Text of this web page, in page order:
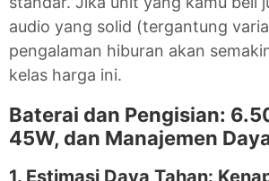
audio yang solid (tergantung
pengalaman hiburan akan
kelas harga ini.
Baterai dan Pengisian:
45W, dan Manajemen
1. Estimasi Daya Tahan: